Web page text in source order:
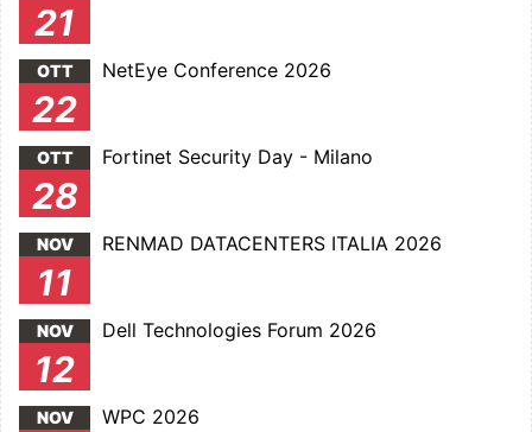
21
OTT
22
NetEye Conference 2026
OTT
28
Fortinet Security Day - Milano
NOV
11
RENMAD DATACENTERS ITALIA 2026
NOV
12
Dell Technologies Forum 2026
NOV WPC 2026